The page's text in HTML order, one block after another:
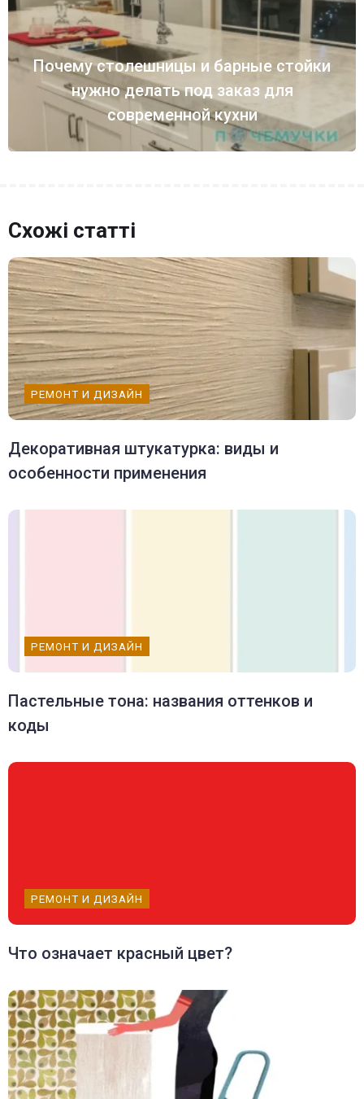
Почему столешницы и барные стойки
нужно делать под заказ для
современной кухни
Схожі статті
РЕМОНТ И ДИЗАЙН
Декоративная штукатурка: виды и
особенности применения
РЕМОНТ И ДИЗАЙН
Пастельные тона: названия оттенков и
коды
РЕМОНТ И ДИЗАЙН
Что означает красный цвет?